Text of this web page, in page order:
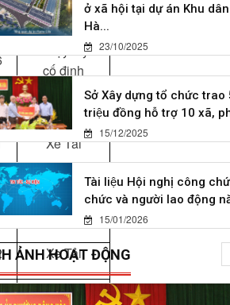
Xe Tải
Xe chạy tuyến
cố định
Xe Tải
Xe Tải
Xe Tải
Xe Tải
Xe Tải
Xe Tải
ở xã hội tại dự án Khu
Hà...
23/10/2025
Sở Xây dựng tổ chức trao
triệu đồng hỗ trợ 10 xã,
15/12/2025
Tài liệu Hội nghị công
chức và người lao động
15/01/2026
ẢNH HOẠT ĐỘNG